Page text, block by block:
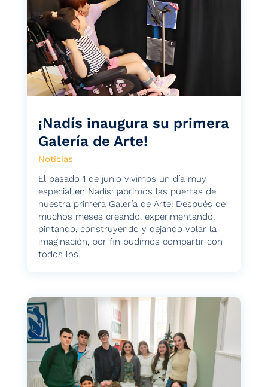
¡Nadís inaugura su primera
Galería de Arte!
Noticias
El pasado 1 de junio vivimos un día muy
especial en Nadís: ¡abrimos las puertas de
nuestra primera Galería de Arte! Después de
muchos meses creando, experimentando,
pintando, construyendo y dejando volar la
imaginación, por fin pudimos compartir con
todos los...